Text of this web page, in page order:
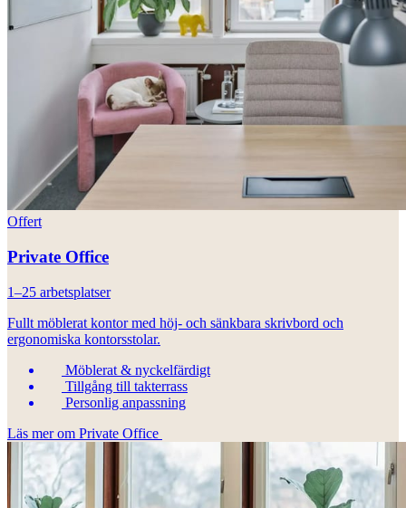
Offert
Private Office
1–25 arbetsplatser
Fullt möblerat kontor med höj- och sänkbara skrivbord och
ergonomiska kontorsstolar.
Möblerat & nyckelfärdigt
Tillgång till takterrass
Personlig anpassning
Läs mer om Private Office